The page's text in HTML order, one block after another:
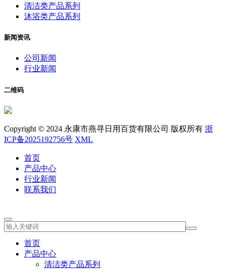
清洁类产品系列
沐浴类产品系列
新闻资讯
公司新闻
行业新闻
二维码
Copyright © 2024 永康市燕寻日用百货有限公司 版权所有 浙
ICP备2025192756号 XML
首页
产品中心
行业新闻
联系我们
首页
产品中心
清洁类产品系列